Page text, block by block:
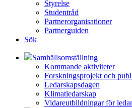
Styrelse
Studentråd
Partnerorganisationer
Partnerguiden
Sök
Samhällsomställning
Kommande aktiviteter
Forskningsprojekt och
Ledarskapsdagen
Klimatledarskap
Vidareutbildningar för